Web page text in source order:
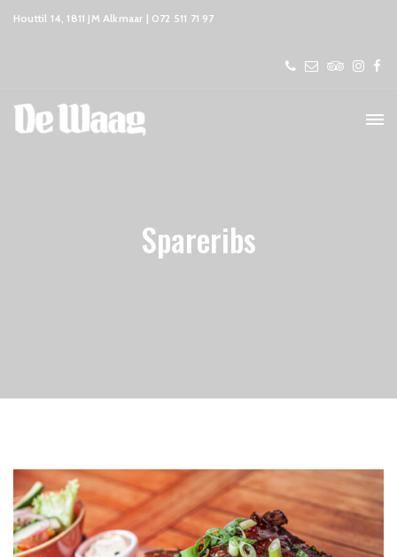
Houttil 14, 1811 JM Alkmaar | 072 511 71 97
Spareribs